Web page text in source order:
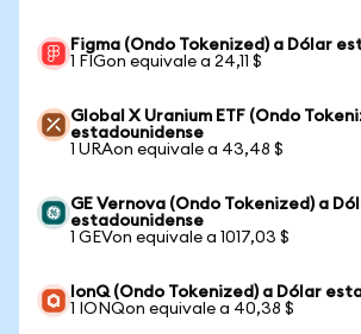
Figma (Ondo Tokenized) a Dólar
1 FIGon equivale a 24,11 $
Global X Uranium ETF (Ondo
estadounidense
1 URAon equivale a 43,48 $
GE Vernova (Ondo Tokenized) a
estadounidense
1 GEVon equivale a 1017,03 $
IonQ (Ondo Tokenized) a Dólar
1 IONQon equivale a 40,38 $